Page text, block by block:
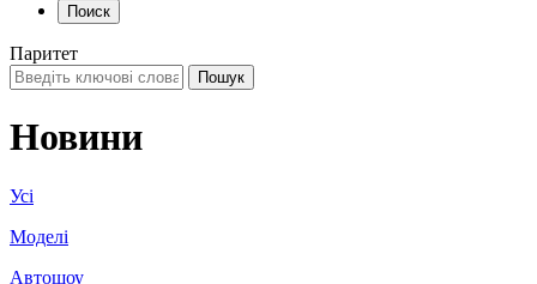
Поиск
Паритет
Новини
Усі
Моделі
Автошоу